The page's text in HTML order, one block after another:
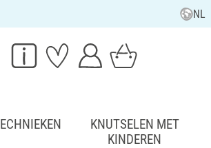
NL
KNUTSELEN MET
KINDEREN